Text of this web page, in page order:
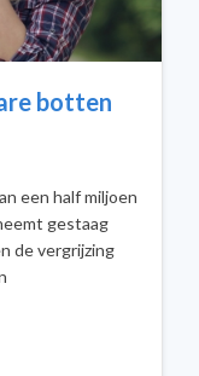
botten
een half miljoen
gestaag
de vergrijzing